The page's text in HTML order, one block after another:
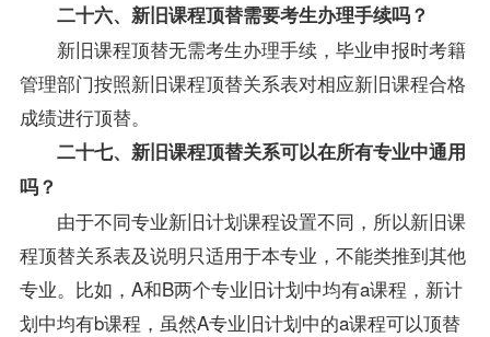
二十六、新旧课程顶替需要考生办理手续吗？
新旧课程顶替无需考生办理手续，毕业申报时考籍
管理部门按照新旧课程顶替关系表对相应新旧课程合格
成绩进行顶替。
二十七、新旧课程顶替关系可以在所有专业中通用
吗？
由于不同专业新旧计划课程设置不同，所以新旧课
程顶替关系表及说明只适用于本专业，不能类推到其他
专业。比如，A和B两个专业旧计划中均有a课程，新计
划中均有b课程，虽然A专业旧计划中的a课程可以顶替